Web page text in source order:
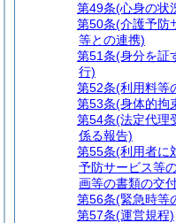
第49条(心身の状
第50条(介護予防
等との連携)
第51条(身分を証
行)
第52条(利用料等
第53条(身体的拘
第54条(法定代理
係る報告)
第55条(利用者に
予防サービス等
画等の書類の交
第56条(緊急時等
第57条(運営規程)